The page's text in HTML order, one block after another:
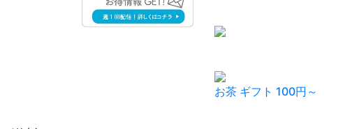
お茶 ギフト 100円～